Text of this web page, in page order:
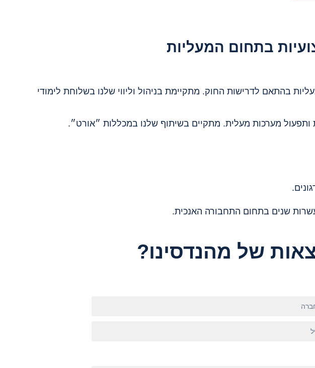
בתחום המעליות
בהתאם לדרישות החוק. מתקיימת בניהול וליווי שלנו בשלוחת לימודי
מערכות מעלית. מתקיים בשיתוף שלנו במכללות ״אורט״.
עשרות שנים בתחום התחבורה האנכית.
של מהנדסינו?